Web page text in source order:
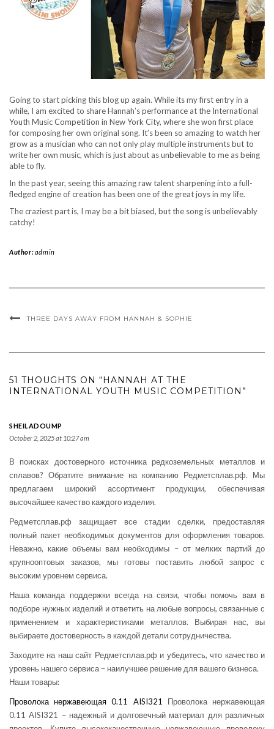
Going to start picking this blog up again. While its my first entry in a
while, I am excited to share Hannah’s performance at the International
Youth Music Competition in New York City, where she won first place
for composing her own original song. It’s been so amazing to watch her
grow as a musician who can not only play multiple instruments but to
write her own music, which is just about as unbelievable to me as being
able to fly.
In the past year, seeing this amazing raw talent sharpening into a full-
fledged engine of creation has been one of the great joys in my life.
The craziest part is, I may be a bit biased, but the song is unbelievably
catchy!
Author:admin
THREE DAYS AWAY FROM HANNAH & SOPHIE
51 THOUGHTS ON “HANNAH AT THE
INTERNATIONAL YOUTH MUSIC COMPETITION”
SHEILADOUMP
October 2, 2025 at 10:27 am
В поисках достоверного источника редкоземельных металлов и
сплавов? Обратите внимание на компанию Редметсплав.рф. Мы
предлагаем широкий ассортимент продукции, обеспечивая
высочайшее качество каждого изделия.
Редметсплав.рф защищает все стадии сделки, предоставляя
полный пакет необходимых документов для оформления товаров.
Неважно, какие объемы вам необходимы – от мелких партий до
крупнооптовых заказов, мы готовы поставить любой запрос с
высоким уровнем сервиса.
Наша команда поддержки всегда на связи, чтобы помочь вам в
подборе нужных изделий и ответить на любые вопросы, связанные с
применением и характеристиками металлов. Выбирая нас, вы
выбираете достоверность в каждой детали сотрудничества.
Заходите на наш сайт Редметсплав.рф и убедитесь, что качество и
уровень нашего сервиса – наилучшее решение для вашего бизнеса.
Наши товары:
Проволока нержавеющая 0.11 AISI321 Проволока нержавеющая
0.11 AISI321 – надежный и долговечный материал для различных